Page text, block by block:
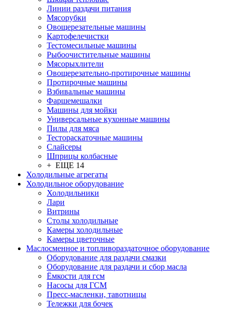
Линии раздачи питания
Мясорубки
Овощерезательные машины
Картофелечистки
Тестомесильные машины
Рыбоочистительные машины
Мясорыхлители
Овощерезательно-протирочные машины
Протирочные машины
Взбивальные машины
Фаршемешалки
Машины для мойки
Универсальные кухонные машины
Пилы для мяса
Тестораскаточные машины
Слайсеры
Шприцы колбасные
+ ЕЩЕ 14
Холодильные агрегаты
Холодильное оборудование
Холодильники
Лари
Витрины
Столы холодильные
Камеры холодильные
Камеры цветочные
Маслосменное и топливораздаточное оборудование
Оборудование для раздачи смазки
Оборудование для раздачи и сбор масла
Ёмкости для гсм
Насосы для ГСМ
Пресс-масленки, тавотницы
Тележки для бочек